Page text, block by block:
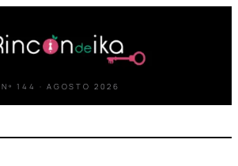
Nº 144 · AGOSTO 2026